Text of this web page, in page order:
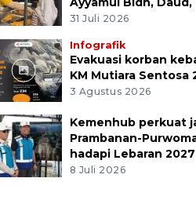
31 Juli 2026
Infografik
Evakuasi korban
KM Mutiara Sentosa
3 Agustus 2026
Kemenhub perkuat
Prambanan-
hadapi Lebaran 2027
8 Juli 2026